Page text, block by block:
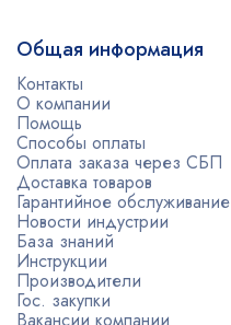
Общая информация
Контакты
О компании
Помощь
Способы оплаты
Оплата заказа через СБП
Доставка товаров
Гарантийное обслуживание
Новости индустрии
База знаний
Инструкции
Производители
Гос. закупки
Вакансии компании